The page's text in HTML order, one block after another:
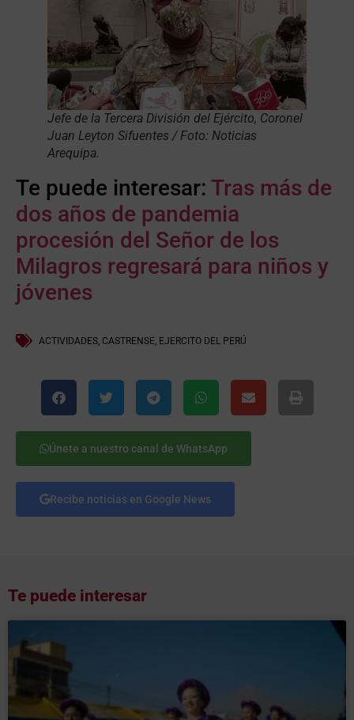
Jefe de la Tercera División del Ejército, Coronel
Juan Leyton Sifuentes / Foto: Noticias
Arequipa.
Te puede interesar: Tras más de
dos años de pandemia
procesión del Señor de los
Milagros regresará para niños y
jóvenes
ACTIVIDADES CASTRENSE EJERCITO DEL PERÚ
Únete a nuestro canal de WhatsApp
Recibe noticias en Google News
Te puede interesar